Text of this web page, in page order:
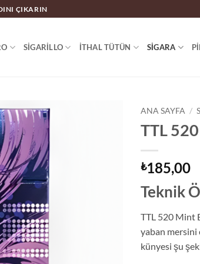
ÇIKARIN
SIGARILLO İTHAL TÜTÜN SIGARA
ANA SAYFA /
TTL
₺185,00
Teknik
TTL 520 Mint
yaban mersini
künyesi şu